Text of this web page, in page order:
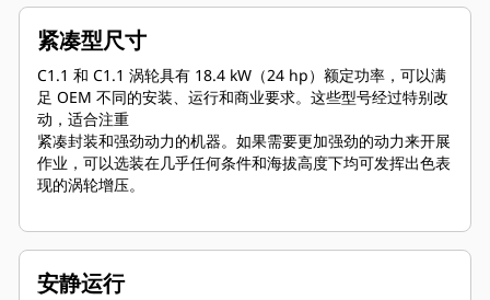
紧凑型尺寸
C1.1 和 C1.1 涡轮具有 18.4 kW（24 hp）额定功率，可以满
足 OEM 不同的安装、运行和商业要求。这些型号经过特别改
动，适合注重
紧凑封装和强劲动力的机器。如果需要更加强劲的动力来开展
作业，可以选装在几乎任何条件和海拔高度下均可发挥出色表
现的涡轮增压。
安静运行